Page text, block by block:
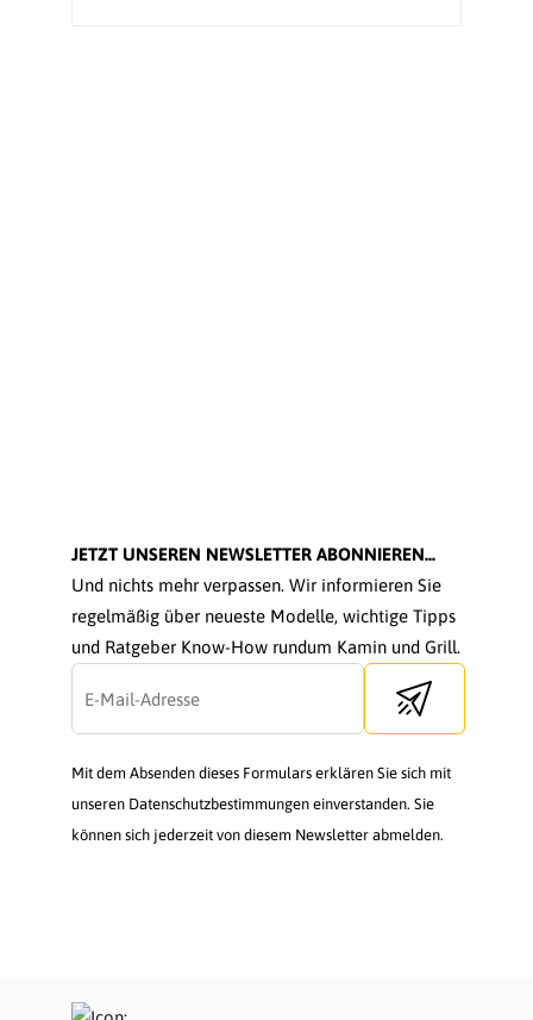
JETZT UNSEREN NEWSLETTER ABONNIEREN...
Und nichts mehr verpassen. Wir informieren Sie
regelmäßig über neueste Modelle, wichtige Tipps
und Ratgeber Know-How rundum Kamin und Grill.
Send newsletter
Mit dem Absenden dieses Formulars erklären Sie sich mit
unseren Datenschutzbestimmungen einverstanden. Sie
können sich jederzeit von diesem Newsletter abmelden.